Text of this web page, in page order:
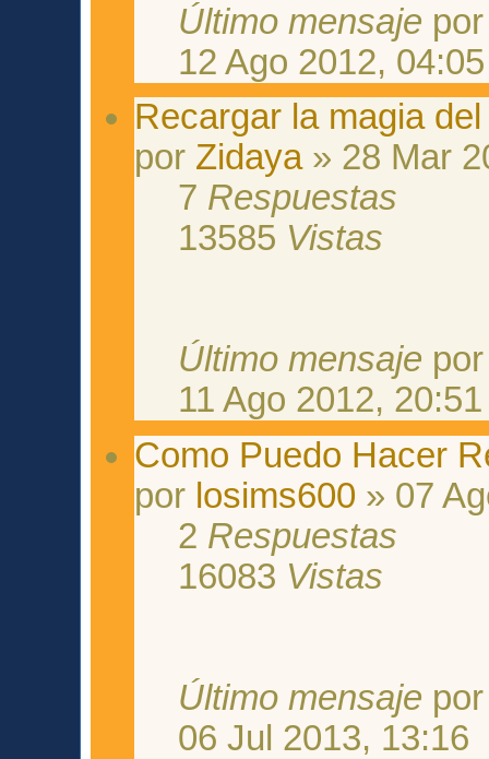
Último mensaje
12 Ago 2012, 04:05
Recargar la magia
por Zidaya» 28 Mar
7 Respuestas
13585 Vistas
Último mensaje
11 Ago 2012, 20:51
Como Puedo Hacer
por losims600 » 07
2 Respuestas
16083 Vistas
Último mensaje
06 Jul 2013, 13:16